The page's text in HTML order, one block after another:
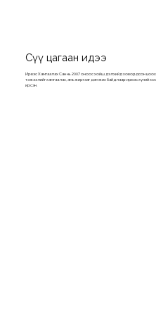
Сүү цагаан идээ
Ирвэс Хамгаалах Сан нь 2007 оноос хойш дэлхийд ховордсон
тэжээлийг хамгаалах, амьжиргааг дэмжих байдлаар ирвэс хүний
ирсэн.